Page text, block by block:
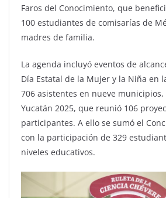
Faros del Conocimiento, que
100 estudiantes de comisarías de
madres de familia.
La agenda incluyó eventos de
Día Estatal de la Mujer y la Niña en
706 asistentes en nueve municipios,
Yucatán 2025, que reunió 106
participantes. A ello se sumó el
con la participación de 329
niveles educativos.